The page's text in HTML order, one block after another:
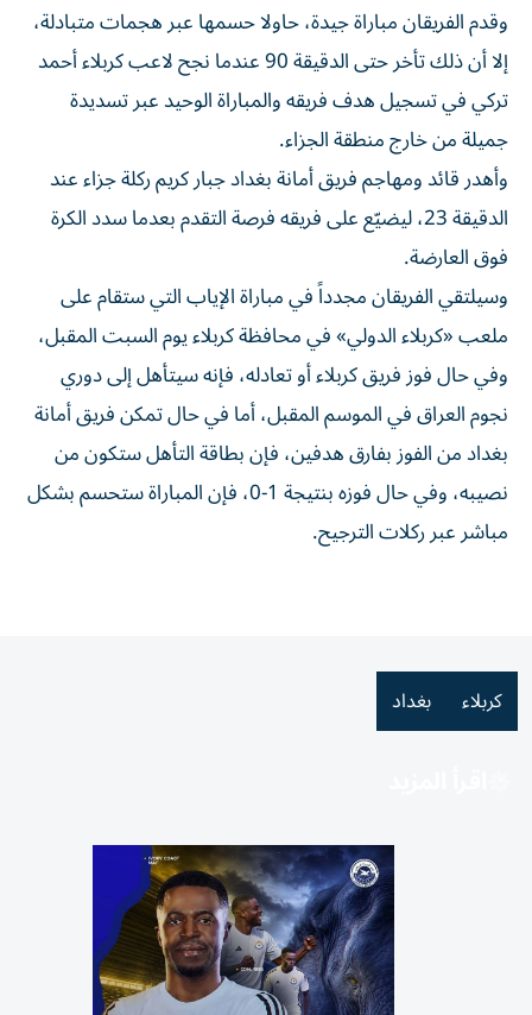
وقدم الفريقان مباراة جيدة، حاولا حسمها عبر هجمات متبادلة،
إلا أن ذلك تأخر حتى الدقيقة 90 عندما نجح لاعب كربلاء أحمد
تركي في تسجيل هدف فريقه والمباراة الوحيد عبر تسديدة
جميلة من خارج منطقة الجزاء.
وأهدر قائد ومهاجم فريق أمانة بغداد جبار كريم ركلة جزاء عند
الدقيقة 23، ليضيّع على فريقه فرصة التقدم بعدما سدد الكرة
فوق العارضة.
وسيلتقي الفريقان مجدداً في مباراة الإياب التي ستقام على
ملعب «كربلاء الدولي» في محافظة كربلاء يوم السبت المقبل،
وفي حال فوز فريق كربلاء أو تعادله، فإنه سيتأهل إلى دوري
نجوم العراق في الموسم المقبل، أما في حال تمكن فريق أمانة
بغداد من الفوز بفارق هدفين، فإن بطاقة التأهل ستكون من
نصيبه، وفي حال فوزه بنتيجة 1-0، فإن المباراة ستحسم بشكل
مباشر عبر ركلات الترجيح.
كربلاء بغداد